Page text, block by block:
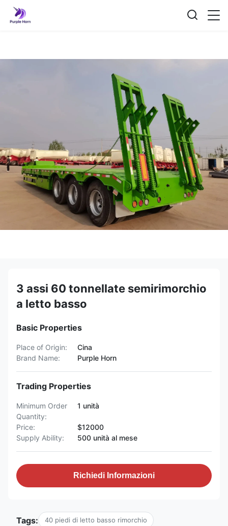
3 assi 60 tonnellate semirimorchio
a letto basso
Basic Properties
Place of Origin:
Cina
Brand Name:
Purple Horn
Trading Properties
Minimum Order
Quantity:
1 unità
Price:
$12000
Supply Ability:
500 unità al mese
Richiedi Informazioni
Tags: 40 piedi di letto basso rimorchio